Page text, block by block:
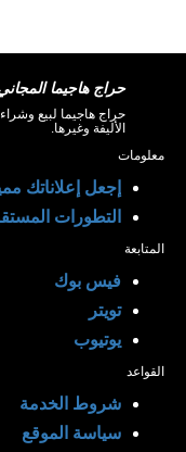
حراج هاجيما
حراج هاجيما لبيع
الأليفة وغيرها.
معلومات
إجعل إعلاناتك
التطورات
المتابعة
فيس بوك
تويتر
يوتيوب
القواعد
شروط الخدمة
سياسة الموقع